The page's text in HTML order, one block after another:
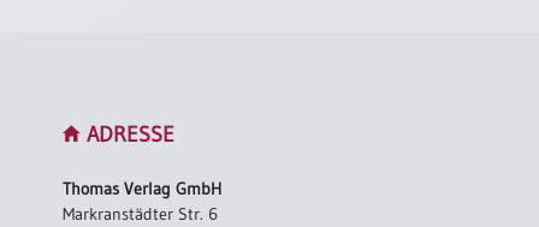
ADRESSE
Thomas Verlag GmbH
Markranstädter Str. 6